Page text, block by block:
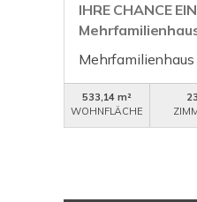
IHRE CHANCE
Mehrfamilienhaus
533,14 m²
WOHNFLÄCHE
23